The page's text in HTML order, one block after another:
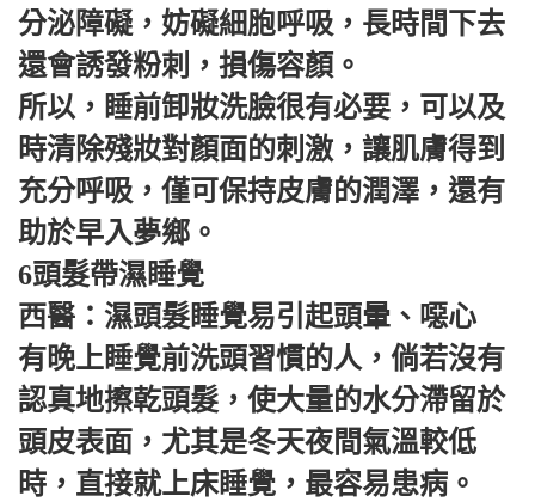
分泌障礙，妨礙細胞呼吸，長時間下去
還會誘發粉刺，損傷容顏。
所以，睡前卸妝洗臉很有必要，可以及
時清除殘妝對顏面的刺激，讓肌膚得到
充分呼吸，僅可保持皮膚的潤澤，還有
助於早入夢鄉。
6頭髮帶濕睡覺
西醫：濕頭髮睡覺易引起頭暈、噁心
有晚上睡覺前洗頭習慣的人，倘若沒有
認真地擦乾頭髮，使大量的水分滯留於
頭皮表面，尤其是冬天夜間氣溫較低
時，直接就上床睡覺，最容易患病。